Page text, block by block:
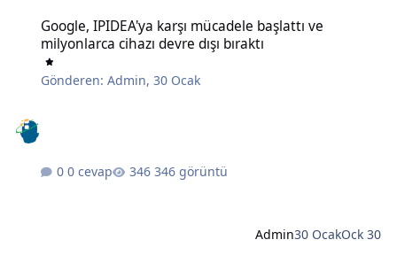
Google, IPIDEA'ya karşı mücadele başlattı ve
milyonlarca cihazı devre dışı bıraktı
Gönderen:Admin,30 Ocak
0 cevap 346 görüntü
Admin30 OcakOck 30